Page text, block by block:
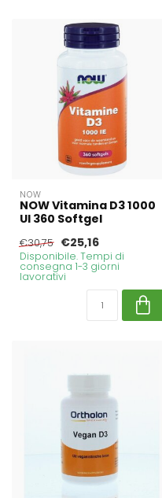
NOW
NOW Vitamina D3 1000
UI 360 Softgel
€30,75 €25,16
Disponibile. Tempi di
consegna 1-3 giorni
lavorativi